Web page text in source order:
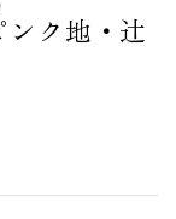
ク地・辻